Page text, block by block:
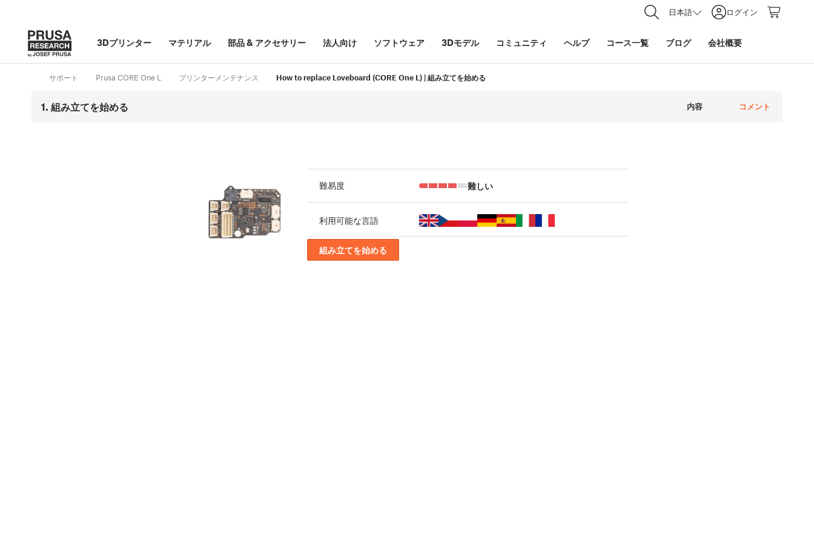
日本語 ログイン
3Dプリンター マテリアル 部品& アクセサリー 法人向け ソフトウェア 3Dモデル コミュニティ ヘルプ コース一覧 ブログ 会社概要
サポート Prusa CORE One L プリンターメンテナンス How to replace Loveboard (CORE One L) | 組み立てを始める
1. 組み立てを始める 内容 コメント
難易度 難しい
利用可能な言語
組み立てを始める